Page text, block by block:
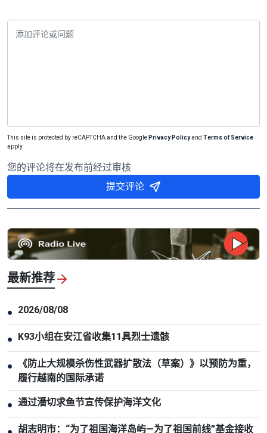
This site is protected by reCAPTCHA and the Google Privacy Policyand Terms of Service
apply.
您的评论将在发布前经过审核
提交评论
最新推荐
● 2026/08/08
● K93小组在安江省收集11具烈士遗骸
●
《防止大规模杀伤性武器扩散法（草案）》以预防为重，
履行越南的国际承诺
● 通过潘切求鱼节宣传保护海洋文化
胡志明市：“为了祖国海洋岛屿—为了祖国前线”基金接收